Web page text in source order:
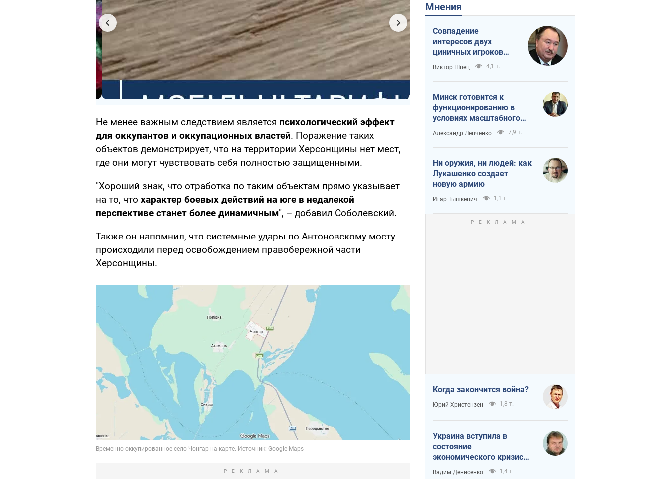
Не менее важным следствием является психологический эффект
для оккупантов и оккупационных властей. Поражение таких
объектов демонстрирует, что на территории Херсонщины нет мест,
где они могут чувствовать себя полностью защищенными.
"Хороший знак, что отработка по таким объектам прямо указывает
на то, что характер боевых действий на юге в недалекой
перспективе станет более динамичным", – добавил Соболевский.
Также он напомнил, что системные удары по Антоновскому мосту
происходили перед освобождением правобережной части
Херсонщины.
Мнения
Совпадение
интересов двух
циничных игроков
или тайный план
Трампа и Путина?
Виктор Швец 4,1 т.
Минск готовится к
функционированию в
условиях масштабного
военного кризиса
Александр Левченко 7,9 т.
Ни оружия, ни людей: как
Лукашенко создает
новую армию
Игар Тышкевич 1,1 т.
Когда закончится война?
Юрий Христензен 1,8 т.
Украина вступила в
состояние
экономического кризиса.
Есть ли свет в конце
Вадим Денисенко 1,4 т.